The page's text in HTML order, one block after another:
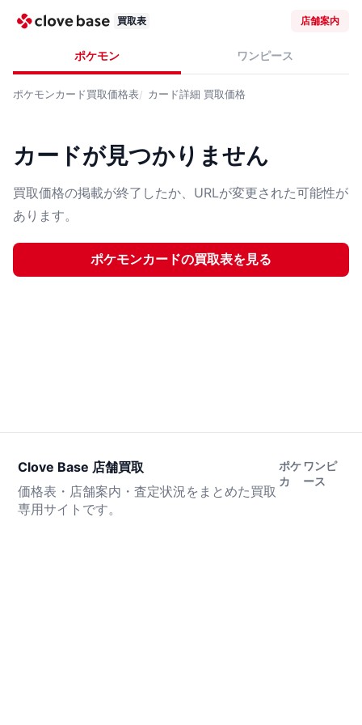
買取表 店舗案内
ポケモン ワンピース
ポケモンカード買取価格表 カード詳細 買取価格
カードが見つかりません
買取価格の掲載が終了したか、URLが変更された可能性が
あります。
ポケモンカードの買取表を見る
Clove Base 店舗買取
価格表・店舗案内・査定状況をまとめた買取
専用サイトです。
ポケ
カ
ワンピ
ース